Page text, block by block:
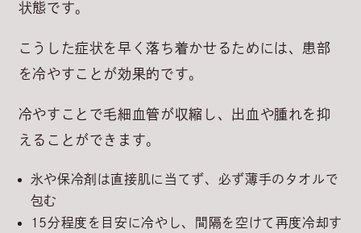
状態です。
こうした症状を早く落ち着かせるためには、 患部
を冷やすことが効果的です。
冷やすことで毛細血管が収縮し、出血や腫れを抑
えることができます。
氷や保冷剤は直接肌に当てず、必ず薄手のタオルで
包む
15分程度を目安に冷やし、間隔を空けて再度冷却す